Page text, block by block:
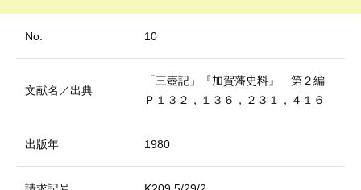
No. 10
文献名／出典
「三壺記」『加賀藩史料』 第２編
Ｐ１３２，１３６，２３１，４１６
出版年 1980